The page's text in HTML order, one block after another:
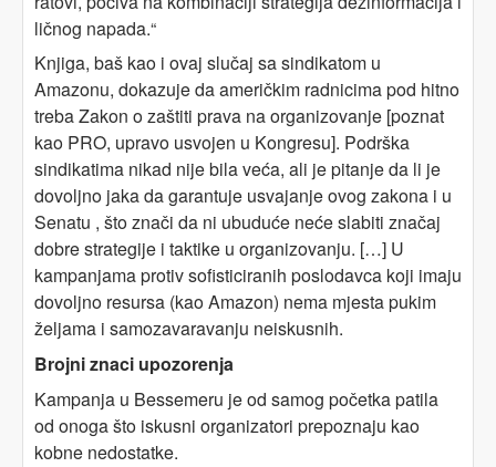
ličnog napada.“
Knjiga, baš kao i ovaj slučaj sa sindikatom u
Amazonu, dokazuje da američkim radnicima pod hitno
treba Zakon o zaštiti prava na organizovanje [poznat
kao PRO, upravo usvojen u Kongresu]. Podrška
sindikatima nikad nije bila veća, ali je pitanje da li je
dovoljno jaka da garantuje usvajanje ovog zakona i u
Senatu , što znači da ni ubuduće neće slabiti značaj
dobre strategije i taktike u organizovanju. […] U
kampanjama protiv sofisticiranih poslodavca koji imaju
dovoljno resursa (kao Amazon) nema mjesta pukim
željama i samozavaravanju neiskusnih.
Brojni znaci upozorenja
Kampanja u Bessemeru je od samog početka patila
od onoga što iskusni organizatori prepoznaju kao
kobne nedostatke.